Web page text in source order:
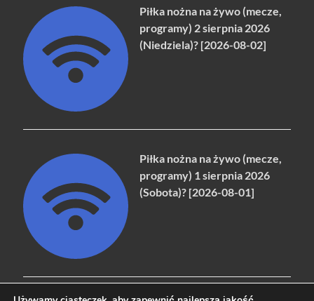
Piłka nożna na żywo (mecze,
programy) 2 sierpnia 2026
(Niedziela)? [2026-08-02]
Piłka nożna na żywo (mecze,
programy) 1 sierpnia 2026
(Sobota)? [2026-08-01]